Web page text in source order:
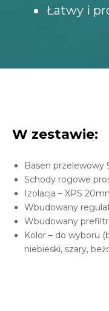
Łatwy i
W zestawie:
Basen przelewowy
Schody rogowe
Izolacja – XPS
Wbudowany
Wbudowany prefiltr
Kolor – do wyboru
niebieski, szary,